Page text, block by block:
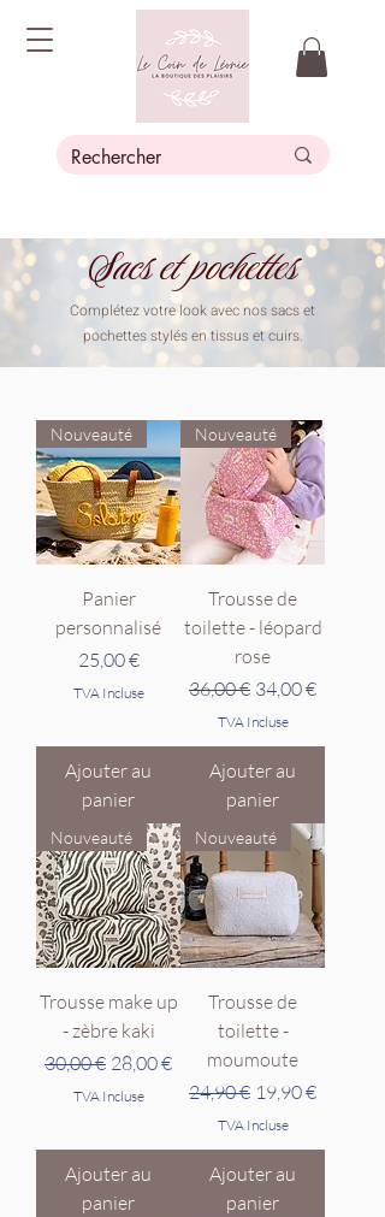
Sacs et pochettes
Complétez votre look avec nos sacs et
pochettes stylés en tissus et cuirs.
Nouveauté
Panier
personnalisé
Prix
25,00 €
TVA Incluse
Ajouter au
panier
Nouveauté
Trousse de
toilette - léopard
rose
Prix original
36,00 € Prix
34,00 €
TVA Incluse
Ajouter au
panier
Nouveauté
Trousse make up
- zèbre kaki
Prix original
30,00 € Prix promotionnel
28,00 €
TVA Incluse
Ajouter au
panier
Nouveauté
Trousse de
toilette -
moumoute
Prix original
24,90 € Prix
19,90 €
TVA Incluse
Ajouter au
panier